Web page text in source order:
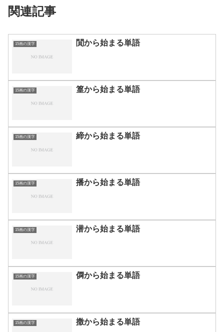
関連記事
15画の漢字 閴から始まる単語
15画の漢字 篁から始まる単語
15画の漢字 締から始まる単語
15画の漢字 播から始まる単語
15画の漢字 潜から始まる単語
15画の漢字 僲から始まる単語
15画の漢字 撒から始まる単語